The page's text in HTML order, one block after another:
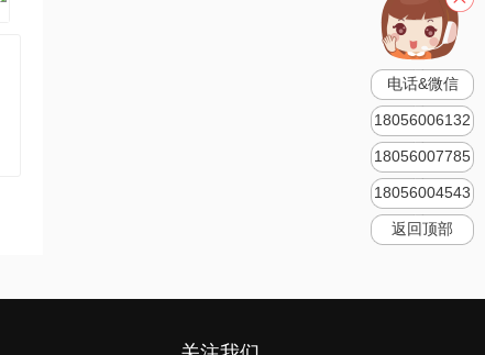
电话&微信
18056006132
18056007785
18056004543
返回顶部